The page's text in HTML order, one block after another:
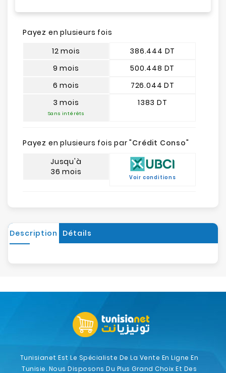
Payez en plusieurs fois
12 mois
9 mois
6 mois
3 mois
Sans intérêts
386.444 DT
500.448 DT
726.044 DT
1383 DT
Payez en plusieurs fois par "Crédit Conso"
Jusqu'à
36 mois
Voir conditions
Description Détails
Tunisianet Est Le Spécialiste De La Vente En Ligne En
Tunisie. Nous Disposons Du Plus Grand Choix Et Des